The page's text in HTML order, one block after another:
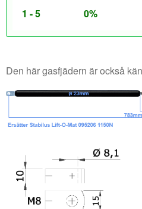
1 - 5 0%
Den här gasfjädern är också